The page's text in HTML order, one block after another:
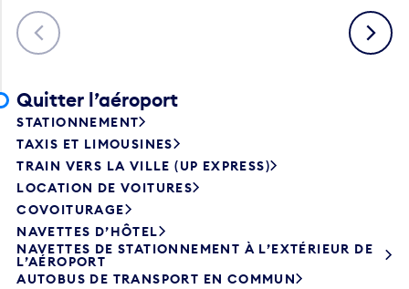
Précédent Suivant
Quitter l’aéroport
STATIONNEMENT
TAXIS ET LIMOUSINES
TRAIN VERS LA VILLE (UP EXPRESS)
LOCATION DE VOITURES
COVOITURAGE
NAVETTES D’HÔTEL
NAVETTES DE STATIONNEMENT À L’EXTÉRIEUR DE
L’AÉROPORT
AUTOBUS DE TRANSPORT EN COMMUN